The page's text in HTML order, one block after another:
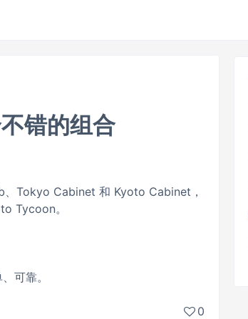
错的组合
Tokyo Cabinet 和 Kyoto Cabinet，
Tycoon。
可靠。
0